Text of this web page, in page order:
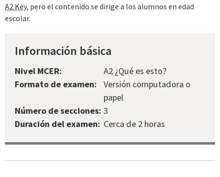
A2 Key, pero el contenido se dirige a los alumnos en edad
escolar.
Información básica
Nivel MCER:
A2 ¿Qué es esto?
Formato de examen:
Versión computadora o
papel
Número de secciones: 3
Duración del examen: Cerca de 2 horas